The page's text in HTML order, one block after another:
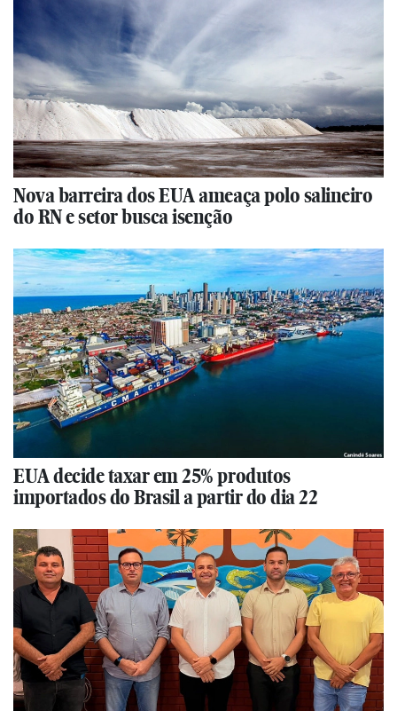
Nova barreira dos EUA ameaça polo salineiro
do RN e setor busca isenção
EUA decide taxar em 25% produtos
importados do Brasil a partir do dia 22